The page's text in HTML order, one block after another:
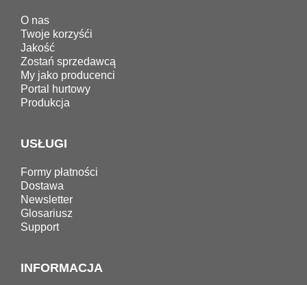
O nas
Twoje korzyśći
Jakość
Zostań sprzedawcą
My jako producenci
Portal hurtowy
Produkcja
USŁUGI
Formy płatności
Dostawa
Newsletter
Glosariusz
Support
INFORMACJA